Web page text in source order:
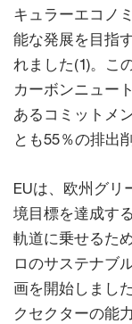
キュラーエコノ
能な発展を目指
れました(1)。こ
カーボンニュー
あるコミットメ
とも55％の排出
EUは、欧州グリ
境目標を達成す
軌道に乗せるた
ロのサステナブ
画を開始しまし
クセクターの能